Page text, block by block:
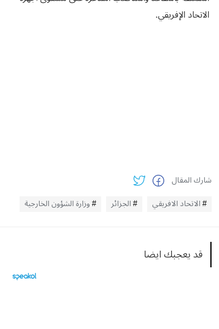
الاتحاد الإفريقي.
شارك المقال
الاتحاد الافريقي
الجزائر وزارة الشؤون الخارجية
قد يعجبك ايضا